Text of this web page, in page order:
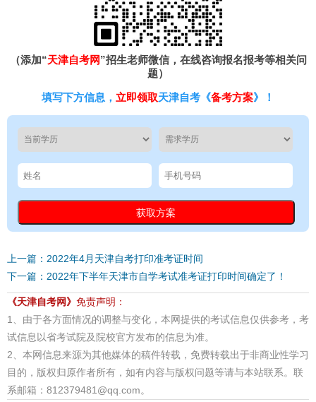
（添加“天津自考网”招生老师微信，在线咨询报名报考等相关问
题）
填写下方信息， 立即领取天津自考《备考方案》！
上一篇：2022年4月天津自考打印准考证时间
下一篇：2022年下半年天津市自学考试准考证打印时间确定了！
《天津自考网》 免责声明：
1、由于各方面情况的调整与变化，本网提供的考试信息仅供参考，考
试信息以省考试院及院校官方发布的信息为准。
2、本网信息来源为其他媒体的稿件转载，免费转载出于非商业性学习
目的，版权归原作者所有，如有内容与版权问题等请与本站联系。联
系邮箱：812379481@qq.com。